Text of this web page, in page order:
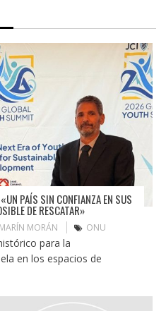
PAÍS SIN CONFIANZA EN SUS
DE RESCATAR»
MORÁN ONU
para la
en los espacios de